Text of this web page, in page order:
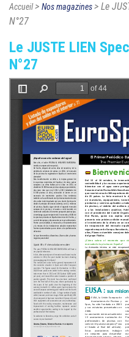
Accueil> Nos magazines> Le
N°27
Le JUSTE LIEN
N°27